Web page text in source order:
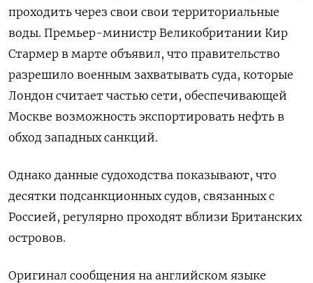
проходить через свои свои территориальные
воды. Премьер-министр Великобритании Кир
Стармер в ​марте объявил, что ⁠правительство
разрешило военным захватывать суда, которые
Лондон считает частью сети, обеспечивающей
Москве возможность ‌экспортировать нефть в
обход западных санкций.
Однако данные судоходства показывают, ‌что
десятки подсанкционных судов, связанных с
Россией, регулярно проходят вблизи Британских ​
островов.
Оригинал сообщения на английском языке